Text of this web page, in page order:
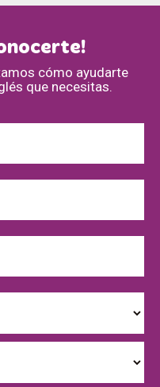
cómo ayudarte
que necesitas.